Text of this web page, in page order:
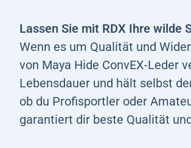
Lassen Sie mit RDX Ihre wilde
Wenn es um Qualität und
von Maya Hide ConvEX-Leder
Lebensdauer und hält selbst
ob du Profisportler oder
garantiert dir beste Qualität